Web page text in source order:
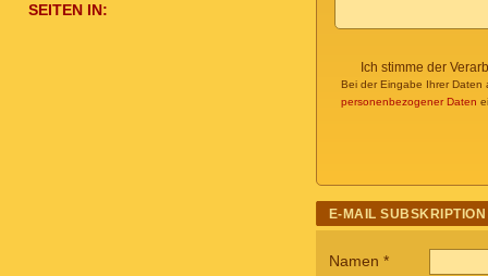
Ich stimme der
Bei der Eingabe Ihrer Daten
personenbezogener Daten
E-MAIL SUBSKRIPTION
Namen *
SEITEN IN: